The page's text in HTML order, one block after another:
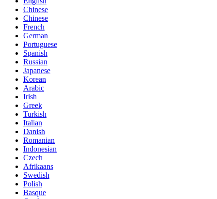
Chinese
Chinese
French
German
Portuguese
Spanish
Russian
Japanese
Korean
Arabic
Irish
Greek
Turkish
Italian
Danish
Romanian
Indonesian
Czech
Afrikaans
Swedish
Polish
Basque